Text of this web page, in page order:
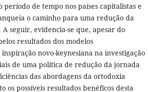
período de tempo nos países capitalistas e
o caminho para uma redução da
seguir, evidencia-se que, apesar do
resultados dos modelos
novo-keynesiana na investigação
de uma política de redução da jornada
das abordagens da ortodoxia
os possíveis resultados benéficos desta